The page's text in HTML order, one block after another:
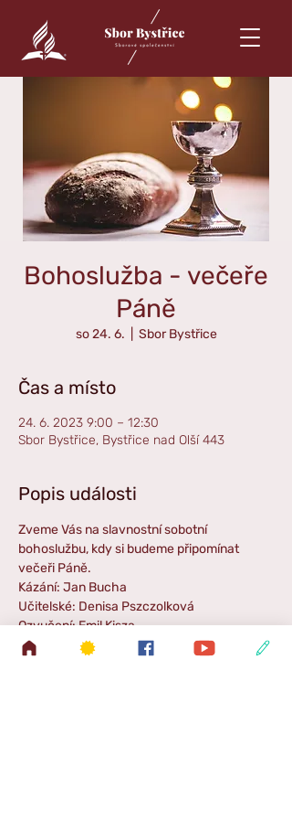
Bohoslužba - večeře
Páně
so 24. 6. Sbor Bystřice
Čas a místo
24. 6. 2023 9:00 – 12:30
Sbor Bystřice, Bystřice nad Olší 443
Popis události
Zveme Vás na slavnostní sobotní
bohoslužbu, kdy si budeme připomínat
večeři Páně.
Kázání: Jan Bucha
Učitelské: Denisa Pszczolková
Ozvučení: Emil Kisza
Hudba: Linda Lauterbachová